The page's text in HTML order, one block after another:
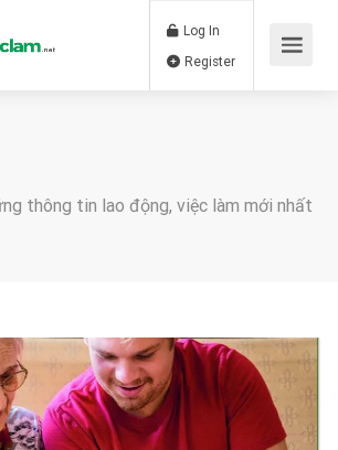
Log In
thông tin lao động, việc làm mới nhất